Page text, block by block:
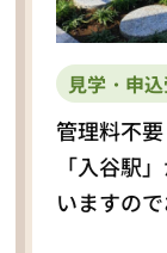
見学・申
管理料不
「入谷駅
いますの